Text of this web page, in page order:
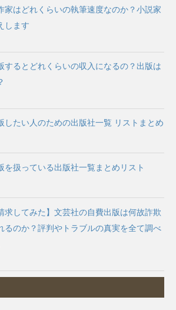
家はどれくらいの執筆速度なのか？小説家
します
するとどれくらいの収入になるの？出版は
したい人のための出版社一覧 リストまとめ
を扱っている出版社一覧まとめリスト
求してみた】文芸社の自費出版は何故詐欺
るのか？評判やトラブルの真実を全て調べ